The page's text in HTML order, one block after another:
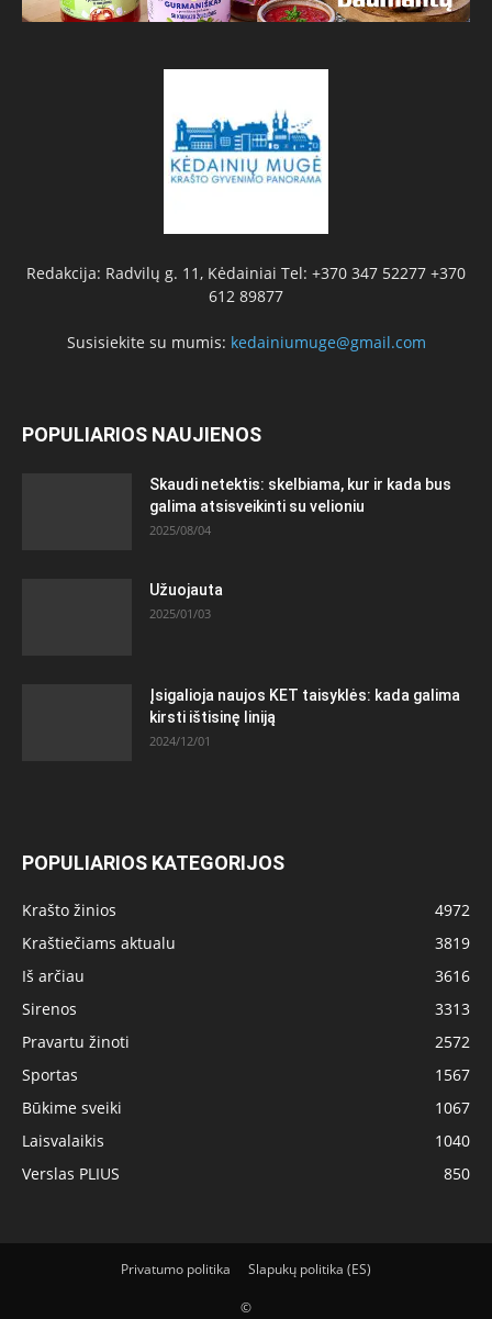
Redakcija: Radvilų g. 11, Kėdainiai Tel: +370 347 52277 +370
612 89877
Susisiekite su mumis: kedainiumuge@gmail.com
POPULIARIOS NAUJIENOS
Skaudi netektis: skelbiama, kur ir kada bus
galima atsisveikinti su velioniu
2025/08/04
Užuojauta
2025/01/03
Įsigalioja naujos KET taisyklės: kada galima
kirsti ištisinę liniją
2024/12/01
POPULIARIOS KATEGORIJOS
Krašto žinios
4972
Kraštiečiams aktualu
3819
Iš arčiau
3616
Sirenos
3313
Pravartu žinoti
2572
Sportas
1567
Būkime sveiki
1067
Laisvalaikis
1040
Verslas PLIUS
850
Privatumo politika Slapukų politika (ES)
©